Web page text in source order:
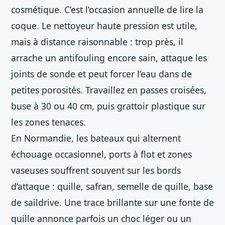
cosmétique. C’est l’occasion annuelle de lire la
coque. Le nettoyeur haute pression est utile,
mais à distance raisonnable : trop près, il
arrache un antifouling encore sain, attaque les
joints de sonde et peut forcer l’eau dans de
petites porosités. Travaillez en passes croisées,
buse à 30 ou 40 cm, puis grattoir plastique sur
les zones tenaces.
En Normandie, les bateaux qui alternent
échouage occasionnel, ports à flot et zones
vaseuses souffrent souvent sur les bords
d’attaque : quille, safran, semelle de quille, base
de saildrive. Une trace brillante sur une fonte de
quille annonce parfois un choc léger ou un